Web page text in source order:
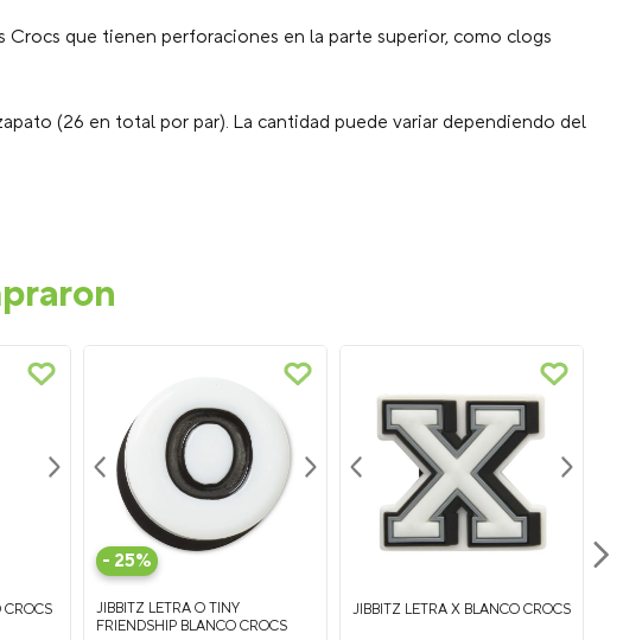
que tienen perforaciones en la parte superior, como clogs
(26 en total por par). La cantidad puede variar dependiendo del
CROCS
- 25%
JIBBITZ LETRA O TINY
FRIENDSHIP BLANCO CROCS
JIBBITZ LETRA X BLANCO CROCS